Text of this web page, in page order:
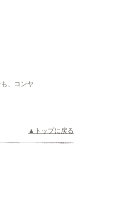
、コンヤ
▲トップに戻る